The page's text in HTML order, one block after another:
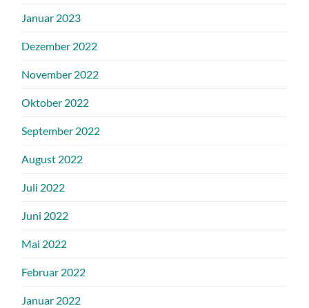
Januar 2023
Dezember 2022
November 2022
Oktober 2022
September 2022
August 2022
Juli 2022
Juni 2022
Mai 2022
Februar 2022
Januar 2022